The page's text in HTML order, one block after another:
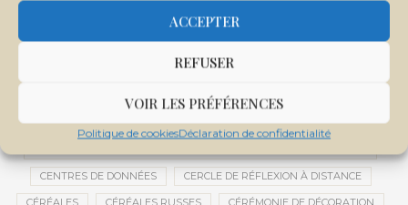
ACCEPTER
REFUSER
VOIR LES PRÉFÉRENCES
Politique de cookiesDéclaration de confidentialité
CENTRALE SOLAIRE DE SANANKOROBA
CENTRE D'INTELLIGENCE ARTIFICIELLE
CENTRE DE SANTÉ COMMUNAUTAIRE
CENTRE INTERNATIONAL DE CONFÉRENCES DE BAMAKO
CENTRE MALI
CENTRES DE DONNÉES CERCLE DE RÉFLEXION À DISTANCE
CÉRÉALES CÉRÉALES RUSSES CÉRÉMONIE DE DÉCORATION